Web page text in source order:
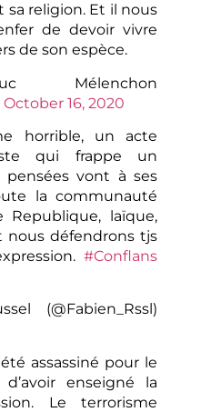
sa religion. Et il nous
de devoir vivre
de son espèce.
Mélenchon
October 16, 2020
horrible, un acte
qui frappe un
pensées vont à ses
la communauté
Republique, laïque,
nous défendrons tjs
#Conflans
(@Fabien_Rssl)
assassiné pour le
enseigné la
Le terrorisme